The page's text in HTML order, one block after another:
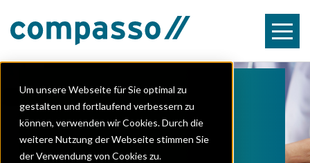
Um unsere Webseite für Sie optimal zu
gestalten und fortlaufend verbessern zu
können, verwenden wir Cookies. Durch die
weitere Nutzung der Webseite stimmen Sie
der Verwendung von Cookies zu.
Kostenlos am Online-
Webinar teilnehmen